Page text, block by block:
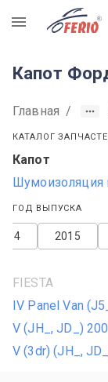
R
Капот
Главная /
КАТАЛОГ
Капот
Шумоизоляция
ГОД ВЫПУСКА
2015
FIESTA
IV Panel Van
V (JH_, JD_)
V (3dr) (JH_,